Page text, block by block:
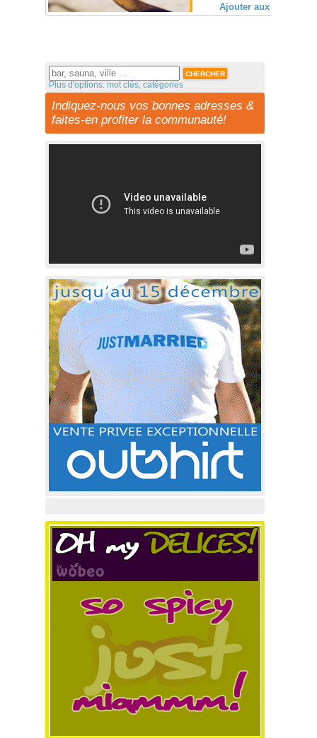
Ajouter aux favoris
Plus d'options: mot clés, catégories
Indiquez-nous vos bonnes adresses &
faites-en profiter la communauté!